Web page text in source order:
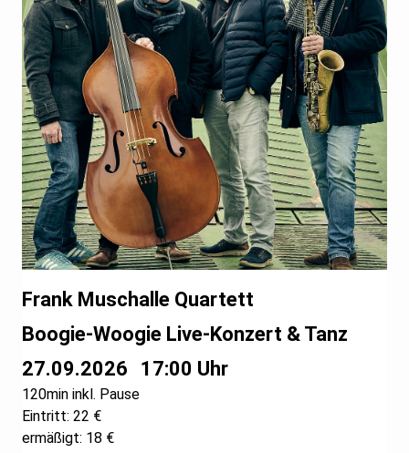
27.09.2026 17:00 Uhr
120min inkl. Pause
Eintritt: 22 €
ermäßigt: 18 €
Frank Muschalle Quartett
Boogie-Woogie Live-Konzert & Tanz